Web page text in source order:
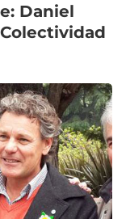
Daniel